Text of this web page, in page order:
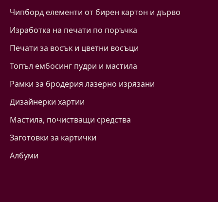
Чипборд елементи от бирен картон и дърво
Изработка на печати по поръчка
Печати за восък и цветни восъци
Топъл ембосинг пудри и мастила
Рамки за бродерия лазерно изрязани
Дизайнерки хартии
Mастила, почистващи средства
Заготовки за картички
Албуми